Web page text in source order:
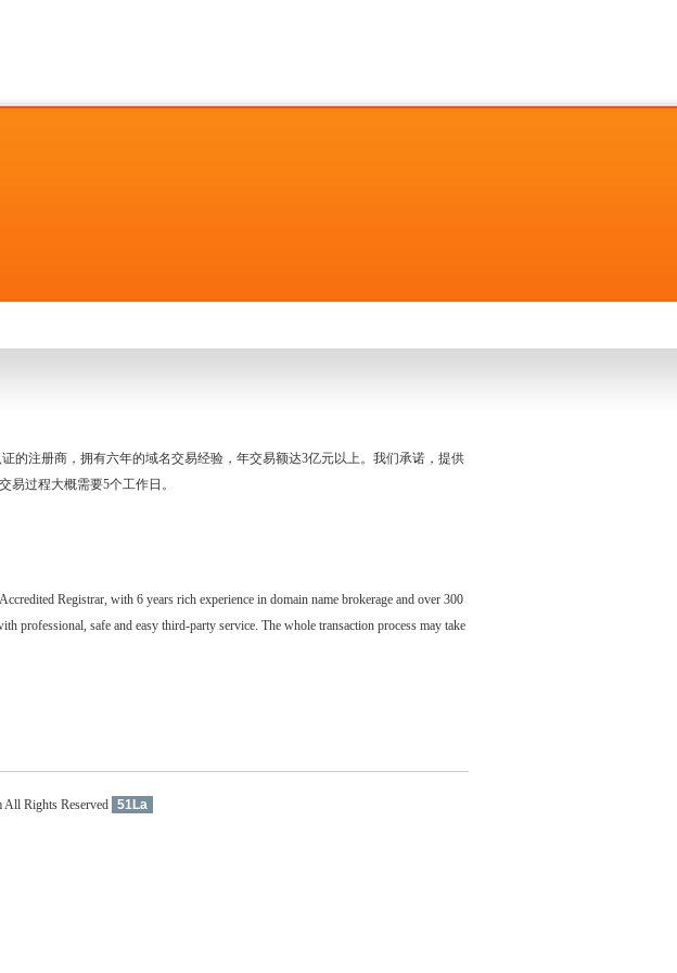
的注册商，拥有六年的域名交易经验，年交易额达3亿元以上。我们承诺，提供
易过程大概需要5个工作日。
Registrar, with 6 years rich experience in domain name brokerage and over 300
professional, safe and easy third-party service. The whole transaction process may take
Rights Reserved 51La